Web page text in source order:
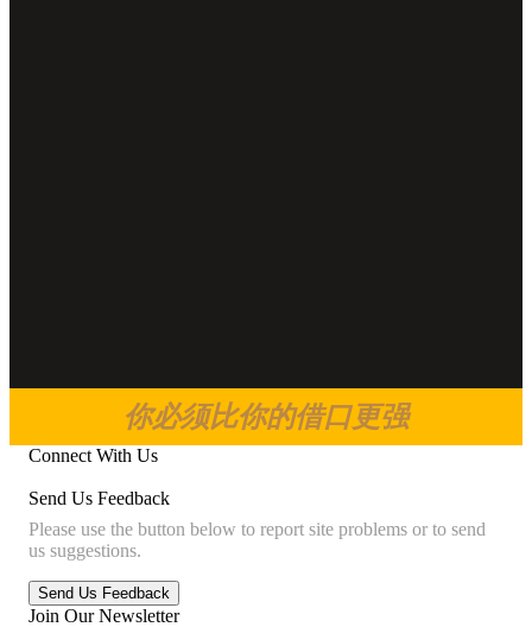
你必须比你的借口更强
Connect With Us
Send Us Feedback
Please use the button below to report site problems or to send
us suggestions.
Join Our Newsletter